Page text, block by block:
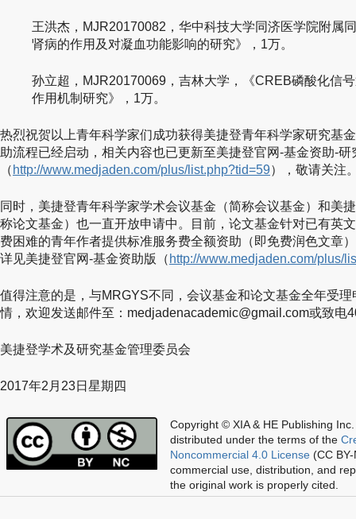
王洪杰，MJR20170082，华中科技大学同济医学院附属
肾病的作用及对凝血功能影响的研究》，1万。
孙立超，MJR20170069，吉林大学，《CREB磷酸化信
作用机制研究》，1万。
热烈祝贺以上青年科学家们成功获得美捷登青年科学家研究基
助流程已经启动，相关内容也已更新至美捷登官网-基金资助-研
（ http://www.medjaden.com/plus/list.php?tid=59），敬请关注
同时，美捷登青年科学家学术会议基金（简称会议基金）和美
称论文基金）也一直开放申请中。目前，论文基金针对已有英
费困难的青年作者提供标准服务费全额资助（即免费润色文章
详见美捷登官网-基金资助版（ http://www.medjaden.com/plus/
值得注意的是，与MRGYS不同，会议基金和论文基金全年受
情，欢迎发送邮件至： medjadenacademic@gmail.com或致电
美捷登学术及研究基金管理委员会
2017年2月23日星期四
Copyright © XIA & HE Publishing Inc.
distributed under the terms of the
Noncommercial 4.0 License (CC
commercial use, distribution, and
the original work is properly cited.